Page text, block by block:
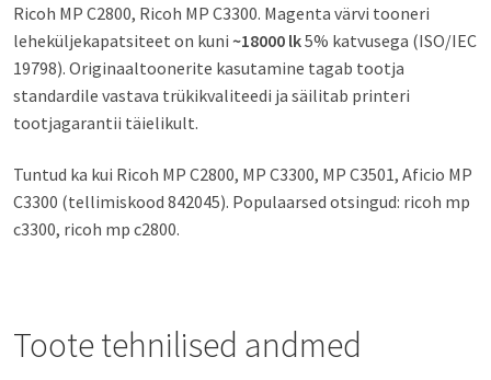
Ricoh MP C2800, Ricoh MP C3300. Magenta värvi tooneri
leheküljekapatsiteet on kuni ~18000 lk5% katvusega (ISO/IEC
19798). Originaaltoonerite kasutamine tagab tootja
standardile vastava trükikvaliteedi ja säilitab printeri
tootjagarantii täielikult.
Tuntud ka kui Ricoh MP C2800, MP C3300, MP C3501, Aficio MP
C3300 (tellimiskood 842045). Populaarsed otsingud: ricoh mp
c3300, ricoh mp c2800.
Toote tehnilised andmed